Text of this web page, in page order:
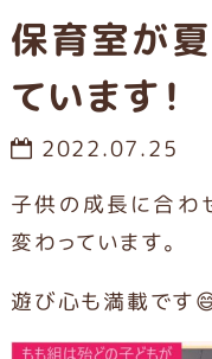
保育室が
ています！
2022.07.25
子供の成長に合わ
変わっています。
遊び心も満載です